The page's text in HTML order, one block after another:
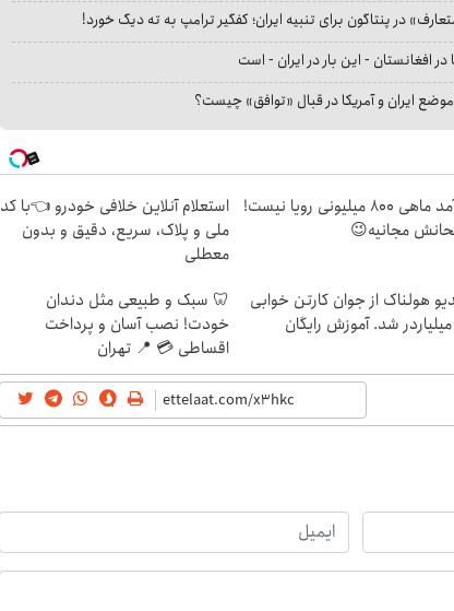
در پنتاگون برای تنبیه ایران؛ کفگیر ترامپ به ته دیگ خورد!
در افغانستان - این بار در ایران - است
ایران و آمریکا در قبال «توافق» چیست؟
درآمد ماهی 800 میلیونی رویا نیست!
مجانیه😉
استعلام آنلاین خلافی خودرو 👈با کد
ملی و پلاک، سریع، دقیق و بدون
معطلی
هولناک از جوان کارتن خوابی
شد. آموزش رایگان
🦷 سبک و طبیعی مثل دندان
خودت! نصب آسان و پرداخت
اقساطی 💳 📍 تهران